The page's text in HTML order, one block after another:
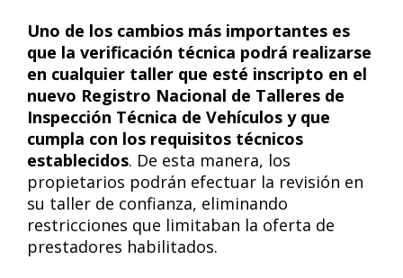
Uno de los cambios más importantes es
que la verificación técnica podrá realizarse
en cualquier taller que esté inscripto en el
nuevo Registro Nacional de Talleres de
Inspección Técnica de Vehículos y que
cumpla con los requisitos técnicos
establecidos. De esta manera, los
propietarios podrán efectuar la revisión en
su taller de confianza, eliminando
restricciones que limitaban la oferta de
prestadores habilitados.